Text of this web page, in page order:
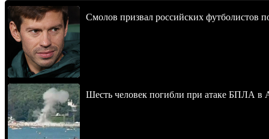
Смолов призвал российских футболистов
Шесть человек погибли при атаке БПЛА в